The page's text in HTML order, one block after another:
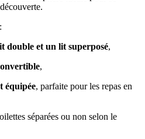
double et un lit superposé,
,
équipée, parfaite pour les repas en
séparées ou non selon le